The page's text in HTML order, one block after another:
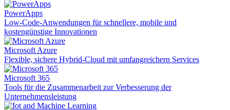
PowerApps
Low-Code-Anwendungen für schnellere, mobile und
kostengünstige Innovationen
Microsoft Azure
Flexible, sichere Hybrid-Cloud mit umfangreichern Services
Microsoft 365
Tools für die Zusammenarbeit zur Verbesserung der
Unternehmensleistung